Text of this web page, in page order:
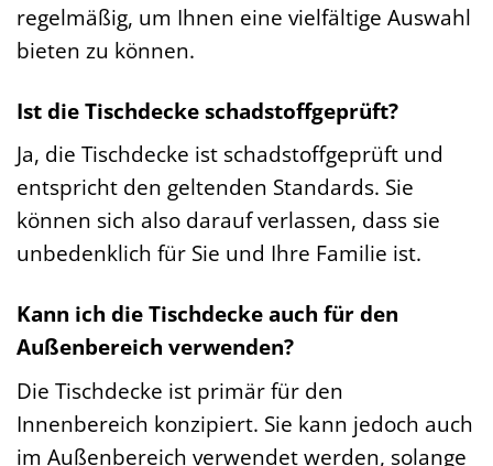
regelmäßig, um Ihnen eine vielfältige Auswahl
bieten zu können.
Ist die Tischdecke schadstoffgeprüft?
Ja, die Tischdecke ist schadstoffgeprüft und
entspricht den geltenden Standards. Sie
können sich also darauf verlassen, dass sie
unbedenklich für Sie und Ihre Familie ist.
Kann ich die Tischdecke auch für den
Außenbereich verwenden?
Die Tischdecke ist primär für den
Innenbereich konzipiert. Sie kann jedoch auch
im Außenbereich verwendet werden, solange